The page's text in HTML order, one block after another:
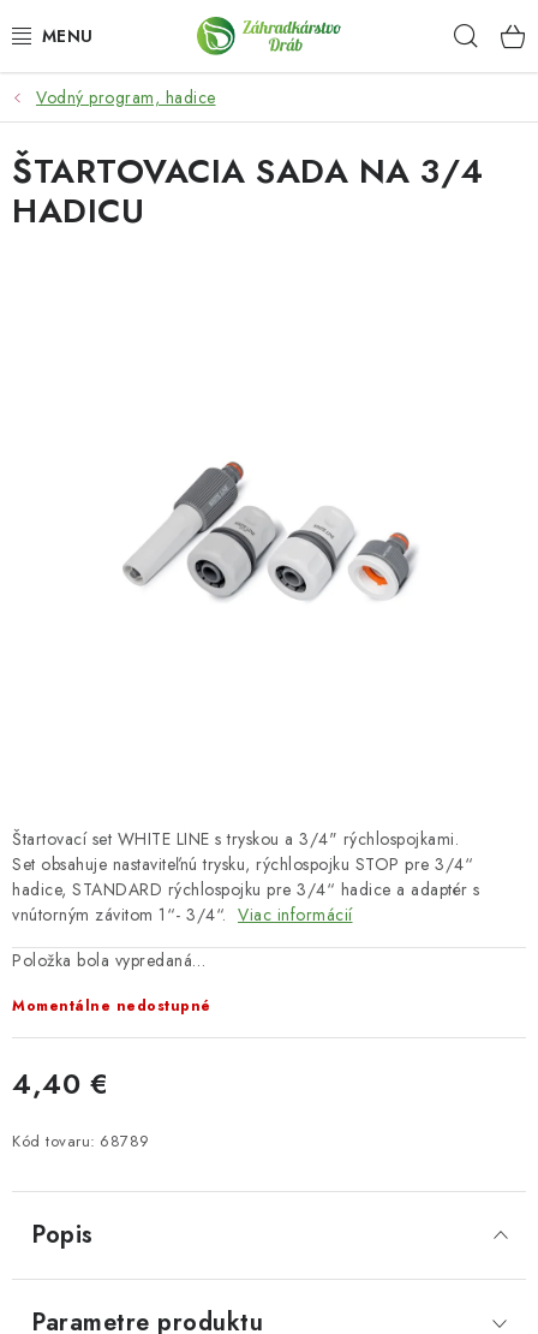
na
OKRASNÉ DREVINY
OLIVOVNÍKY, PALMY, CITRUSY
DROBNÉ OVOCIE
ZÁHRADKÁRSKE POTREBY
Kontakty
Obchodné podmienky
Podmienky ochrany osobných údajov
Vodný program, hadice
Štartovací set WHITE LINE s tryskou a 3/4" rýchlospojkami.
Set obsahuje nastaviteľnú trysku, rýchlospojku STOP pre 3/4“
hadice, STANDARD rýchlospojku pre 3/4“ hadice a adaptér s
vnútorným závitom 1“- 3/4“. Viac informácií
Položka bola vypredaná…
Momentálne nedostupné
4,40 €
Kód tovaru: 68789
ŠTARTOVACIA SADA NA 3/4
HADICU
Popis
Parametre produktu